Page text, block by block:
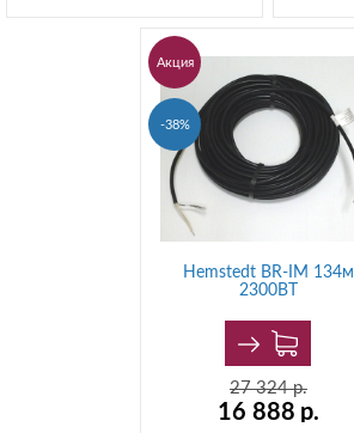
Акция
-38%
Hemstedt BR-IM 134м
2300ВТ
27 324 р.
16 888 р.